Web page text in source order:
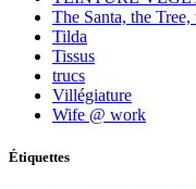
The Santa, the
Tilda
Tissus
trucs
Villégiature
Wife @ work
Étiquettes